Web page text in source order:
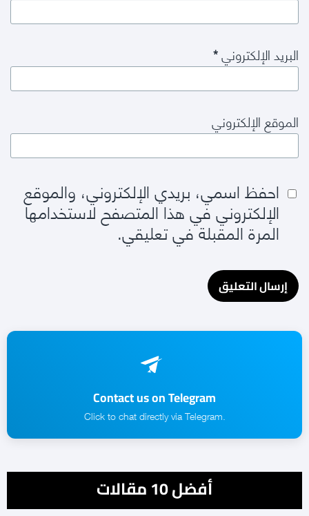
البريد الإلكتروني*
الموقع الإلكتروني
احفظ اسمي، بريدي الإلكتروني، والموقع
الإلكتروني في هذا المتصفح لاستخدامها
المرة المقبلة في تعليقي.
Contact us on Telegram
.Click to chat directly via Telegram
أفضل 10 مقالات